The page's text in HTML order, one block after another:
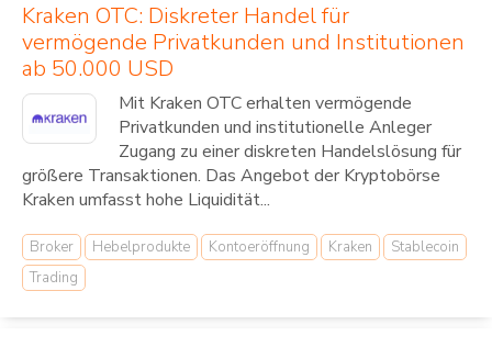
Kraken OTC: Diskreter Handel für
vermögende Privatkunden und Institutionen
ab 50.000 USD
Mit Kraken OTC erhalten vermögende
Privatkunden und institutionelle Anleger
Zugang zu einer diskreten Handelslösung für
größere Transaktionen. Das Angebot der Kryptobörse
Kraken umfasst hohe Liquidität...
Broker Hebelprodukte Kontoeröffnung Kraken
Stablecoin
Trading